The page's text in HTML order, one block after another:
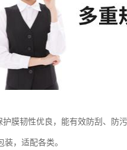
护膜韧性优良，能有效防刮、防
装，适配各类。